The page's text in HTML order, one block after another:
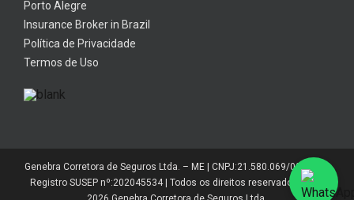
Porto Alegre
Insurance Broker in Brazil
Política de Privacidade
Termos de Uso
Genebra Corretora de Seguros Ltda. – ME | CNPJ:21.580.069/0001-01 |
Registro SUSEP nº:202045534 | Todos os direitos reservados 2014-